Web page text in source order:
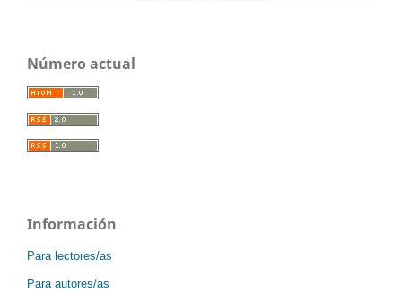
Número actual
Información
Para lectores/as
Para autores/as